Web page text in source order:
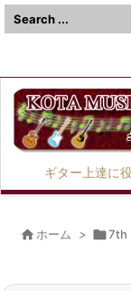
ギター上達に
 ホーム > 7th